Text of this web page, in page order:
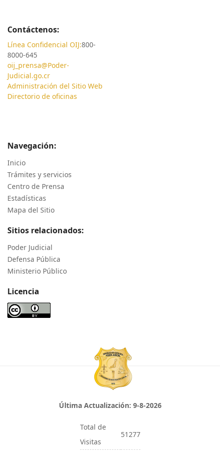
Contáctenos:
Línea Confidencial OIJ:800-
8000-645
oij_prensa@Poder-
Judicial.go.cr
Administración del Sitio Web
Directorio de oficinas
Navegación:
Inicio
Trámites y servicios
Centro de Prensa
Estadísticas
Mapa del Sitio
Sitios relacionados:
Poder Judicial
Defensa Pública
Ministerio Público
Licencia
Última Actualización: 9-8-2026
Total de
Visitas
51277